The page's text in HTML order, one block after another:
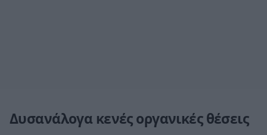
Δυσανάλογα κενές οργανικές θέσεις